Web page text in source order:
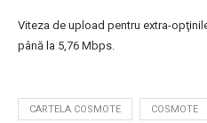
Viteza de upload pentru extra-
până la 5,76 Mbps.
CARTELA COSMOTE COSMOTE